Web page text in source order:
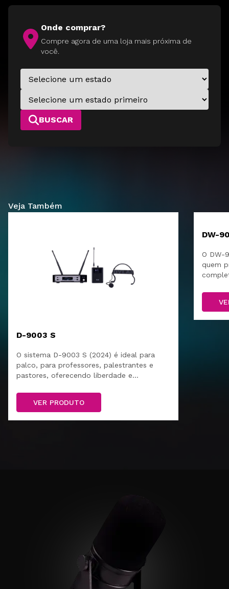
Onde comprar?
Compre agora de uma loja mais próxima de
você.
BUSCAR
Veja Também
D-9003 S
O sistema D-9003 S (2024) é ideal para
palco, para professores, palestrantes e
pastores, oferecendo liberdade e
VER PRODUTO
DW-
O DW-
quem